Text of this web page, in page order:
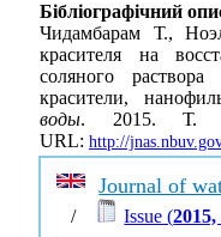
Бібліографічний
Чидамбарам Т.,
красителя на
соляного
красители,
воды. 2015. Т.
URL: http://
Journal of
/ Issue (